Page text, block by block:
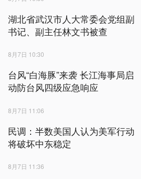
湖北省武汉市人大常委会党组副
书记、副主任林文书被查
8月7日 10:30
台风“白海豚”来袭 长江海事局启
动防台风四级应急响应
8月7日 11:06
民调：半数美国人认为美军行动
将破坏中东稳定
8月7日 11:36